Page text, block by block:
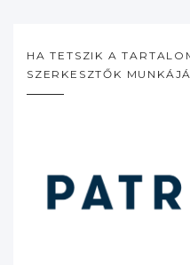
HA TETSZIK A
SZERKESZTŐK